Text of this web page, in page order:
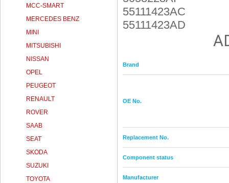
55111423AC
55111423AD
Brand
OE No.
Replacement No.
Component status
Manufacturer
MCC-SMART
MERCEDES BENZ
MINI
MITSUBISHI
NISSAN
OPEL
PEUGEOT
RENAULT
ROVER
SAAB
SEAT
SKODA
SUZUKI
TOYOTA